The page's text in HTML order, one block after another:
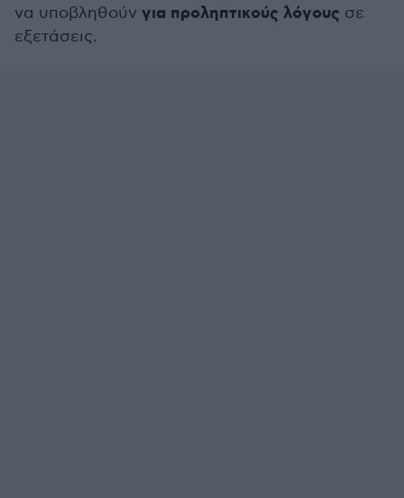
να υποβληθούν για προληπτικούς λόγους σε
εξετάσεις.